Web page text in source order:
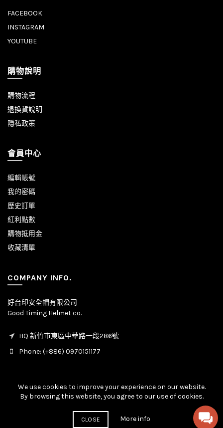
FACEBOOK
INSTAGRAM
YOUTUBE
購物說明
購物流程
退換貨說明
隱私政策
會員中心
編輯帳號
我的密碼
歷史訂單
紅利點數
購物抵用金
收藏清單
COMPANY INFO.
好台印安全帽有限公司
Good Timing Helmet co.
HQ 新竹市東區中華路一段286號
Phone: (+886) 0970151177
We use cookies to improve your experience on our website.
By browsing this website, you agree to our use of cookies.
CLOSE More info